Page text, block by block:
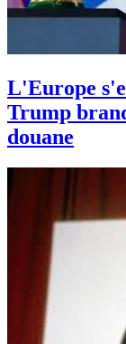
L'Europe
Trump
douane